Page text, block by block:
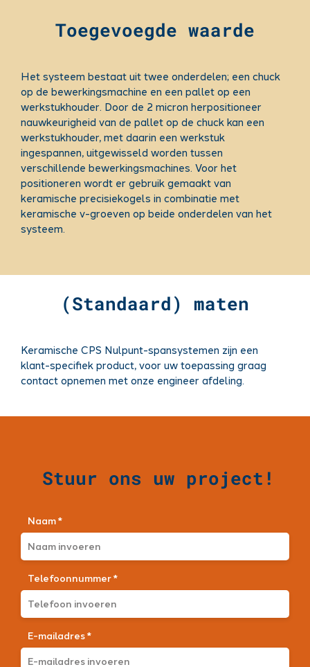
Toegevoegde waarde
Het systeem bestaat uit twee onderdelen; een chuck
op de bewerkingsmachine en een pallet op een
werkstukhouder. Door de 2 micron herpositioneer
nauwkeurigheid van de pallet op de chuck kan een
werkstukhouder, met daarin een werkstuk
ingespannen, uitgewisseld worden tussen
verschillende bewerkingsmachines. Voor het
positioneren wordt er gebruik gemaakt van
keramische precisiekogels in combinatie met
keramische v-groeven op beide onderdelen van het
systeem.
(Standaard) maten
Keramische CPS Nulpunt-spansystemen zijn een
klant-specifiek product, voor uw toepassing graag
contact opnemen met onze engineer afdeling.
Stuur ons uw project!
Naam *
Telefoonnummer *
E-mailadres *